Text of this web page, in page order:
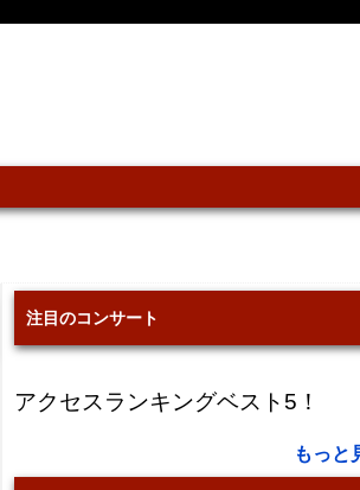
注目のコンサート
アクセスランキングベスト5！
もっと